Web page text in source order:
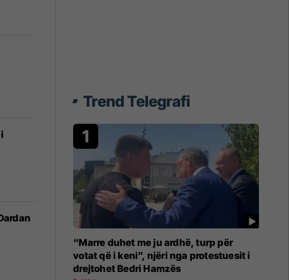
Trend Telegrafi
“Marre duhet me ju ardhë, turp për
votat që i keni”, njëri nga protestuesit i
drejtohet Bedri Hamzës